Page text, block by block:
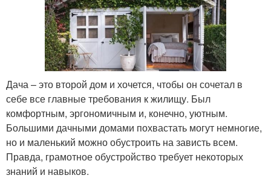
Дача – это второй дом и хочется, чтобы он сочетал в
себе все главные требования к жилищу. Был
комфортным, эргономичным и, конечно, уютным.
Большими дачными домами похвастать могут немногие,
но и маленький можно обустроить на зависть всем.
Правда, грамотное обустройство требует некоторых
знаний и навыков.